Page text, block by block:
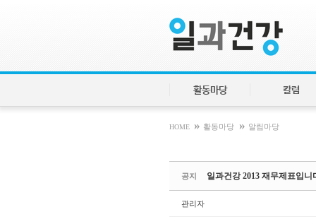
활동마당 칼럼
HOME » 활동마당 » 알림마당
공지 일과건강 2013 재무제표입니
관리자